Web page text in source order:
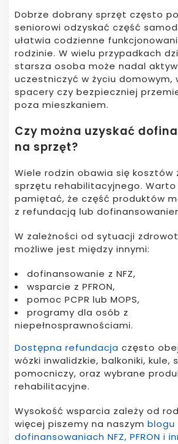
Dobrze dobrany sprzęt często
seniorowi odzyskać część
ułatwia codzienne
rodzinie. W wielu przypadkach
starsza osoba może nadal
uczestniczyć w życiu domowym,
spacery czy bezpieczniej
poza mieszkaniem.
Czy można uzyskać
na sprzęt?
Wiele rodzin obawia się kosztów
sprzętu rehabilitacyjnego. Warto
pamiętać, że część produktów
z refundacją lub
W zależności od sytuacji
możliwe jest między innymi:
dofinansowanie z NFZ,
wsparcie z PFRON,
pomoc PCPR lub MOPS,
programy dla osób z
niepełnosprawnościami.
Dostępna refundacja często
wózki inwalidzkie, balkoniki, kule,
pomocniczy, oraz wybrane
rehabilitacyjne.
Wysokość wsparcia zależy od
więcej piszemy na naszym blogu
dofinansowaniach NFZ, PFRON i